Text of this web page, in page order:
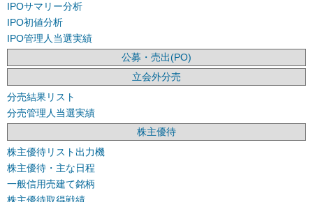
IPOサマリー分析
IPO初値分析
IPO管理人当選実績
公募・売出(PO)
立会外分売
分売結果リスト
分売管理人当選実績
株主優待
株主優待リスト出力機
株主優待・主な日程
一般信用売建て銘柄